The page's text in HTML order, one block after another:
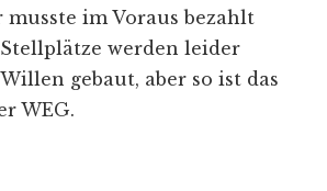
musste im Voraus bezahlt
werden leider
gebaut, aber so ist das
WEG.